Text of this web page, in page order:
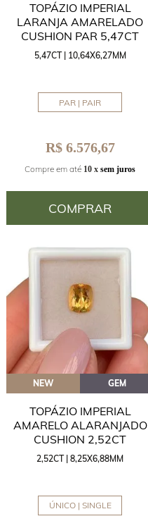
TOPÁZIO IMPERIAL
LARANJA AMARELADO
CUSHION PAR 5,47CT
5,47CT | 10,64X6,27MM
PAR | PAIR
R$ 6.576,67
Compre em até 10 x sem juros
COMPRAR
NEW GEM
TOPÁZIO IMPERIAL
AMARELO ALARANJADO
CUSHION 2,52CT
2,52CT | 8,25X6,88MM
ÚNICO | SINGLE